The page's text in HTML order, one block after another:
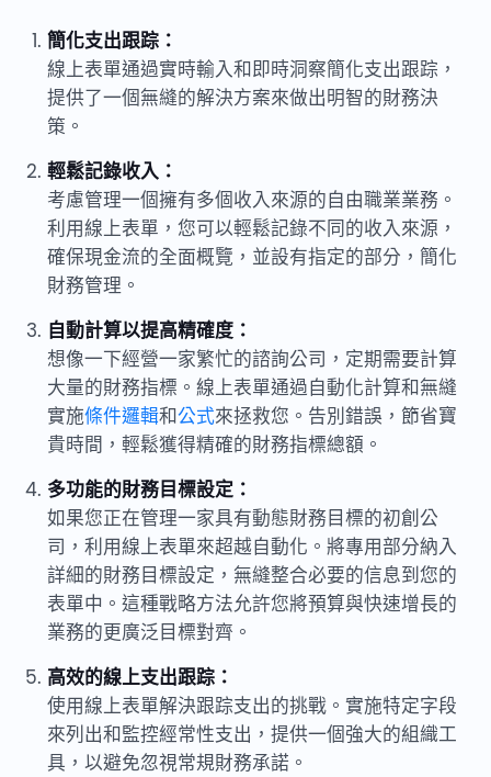
簡化支出跟踪：
線上表單通過實時輸入和即時洞察簡化支出跟踪，
提供了一個無縫的解決方案來做出明智的財務決
策。
輕鬆記錄收入：
考慮管理一個擁有多個收入來源的自由職業業務。
利用線上表單，您可以輕鬆記錄不同的收入來源，
確保現金流的全面概覽，並設有指定的部分，簡化
財務管理。
自動計算以提高精確度：
想像一下經營一家繁忙的諮詢公司，定期需要計算
大量的財務指標。線上表單通過自動化計算和無縫
實施條件邏輯和公式來拯救您。告別錯誤，節省寶
貴時間，輕鬆獲得精確的財務指標總額。
多功能的財務目標設定：
如果您正在管理一家具有動態財務目標的初創公
司，利用線上表單來超越自動化。將專用部分納入
詳細的財務目標設定，無縫整合必要的信息到您的
表單中。這種戰略方法允許您將預算與快速增長的
業務的更廣泛目標對齊。
高效的線上支出跟踪：
使用線上表單解決跟踪支出的挑戰。實施特定字段
來列出和監控經常性支出，提供一個強大的組織工
具，以避免忽視常規財務承諾。